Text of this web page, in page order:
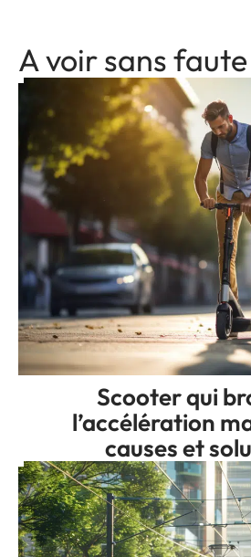
A voir sans faute
Scooter qui
l’accélération
causes et